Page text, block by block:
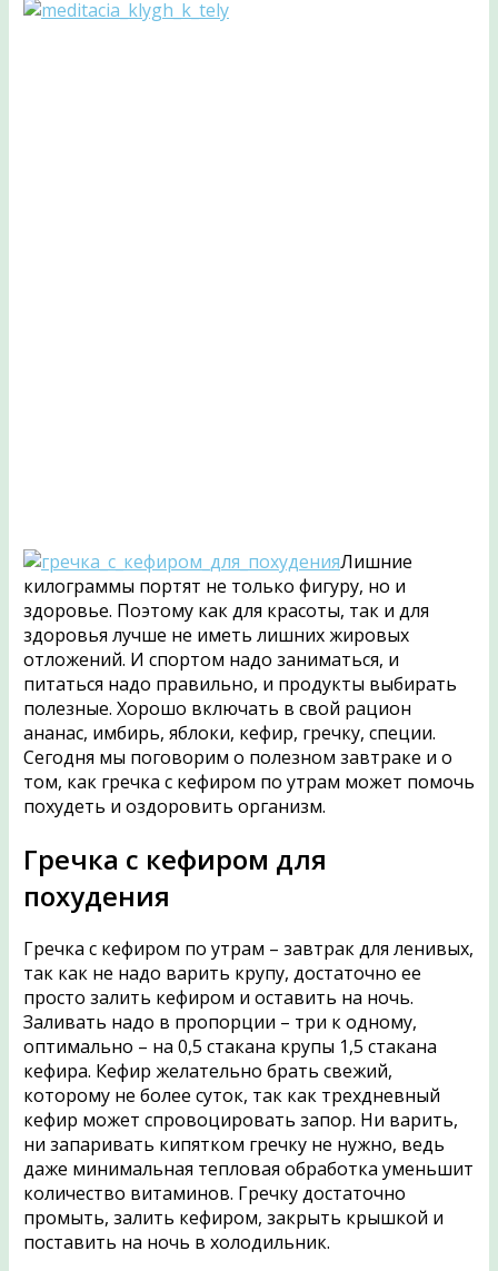
Лишние
килограммы портят не только фигуру, но и
здоровье. Поэтому как для красоты, так и для
здоровья лучше не иметь лишних жировых
отложений. И спортом надо заниматься, и
питаться надо правильно, и продукты выбирать
полезные. Хорошо включать в свой рацион
ананас, имбирь, яблоки, кефир, гречку, специи.
Сегодня мы поговорим о полезном завтраке и о
том, как гречка с кефиром по утрам может помочь
похудеть и оздоровить организм.
Гречка с кефиром для
похудения
Гречка с кефиром по утрам – завтрак для ленивых,
так как не надо варить крупу, достаточно ее
просто залить кефиром и оставить на ночь.
Заливать надо в пропорции – три к одному,
оптимально – на 0,5 стакана крупы 1,5 стакана
кефира. Кефир желательно брать свежий,
которому не более суток, так как трехдневный
кефир может спровоцировать запор. Ни варить,
ни запаривать кипятком гречку не нужно, ведь
даже минимальная тепловая обработка уменьшит
количество витаминов. Гречку достаточно
промыть, залить кефиром, закрыть крышкой и
поставить на ночь в холодильник.